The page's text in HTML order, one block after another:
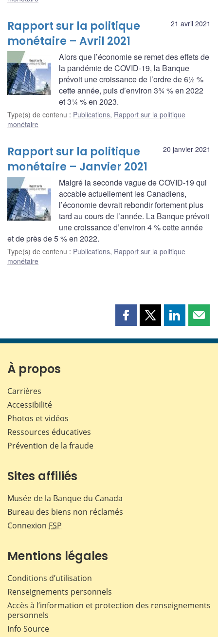
21 avril 2021
Rapport sur la politique
monétaire – Avril 2021
Alors que l’économie se remet des effets de
la pandémie de COVID-19, la Banque
prévoit une croissance de l’ordre de 6½ %
cette année, puis d’environ 3¾ % en 2022
et 3¼ % en 2023.
Type(s) de contenu : Publications, Rapport sur la politique
monétaire
20 janvier 2021
Rapport sur la politique
monétaire – Janvier 2021
Malgré la seconde vague de COVID-19 qui
accable actuellement les Canadiens,
l’économie devrait rebondir fortement plus
tard au cours de l’année. La Banque prévoit
une croissance d’environ 4 % cette année
et de près de 5 % en 2022.
Type(s) de contenu : Publications, Rapport sur la politique
monétaire
Partager
page
Partager
page
Partager
page page
À propos
Carrières
Accessibilité
Photos et vidéos
Ressources éducatives
Prévention de la fraude
Sites affiliés
Musée de la Banque du Canada
Bureau des biens non réclamés
Connexion FSP
Mentions légales
Conditions d’utilisation
Renseignements personnels
Accès à l’information et protection des renseignements
personnels
Info Source